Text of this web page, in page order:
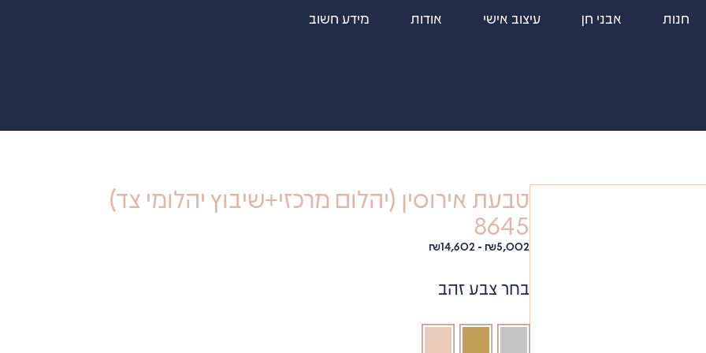
חנות אבני חן עיצוב אישי אודות מידע חשוב
טבעת אירוסין (יהלום מרכזי+שיבוץ יהלומי צד)
8645
₪5,002
-
₪14,602
בחר צבע זהב